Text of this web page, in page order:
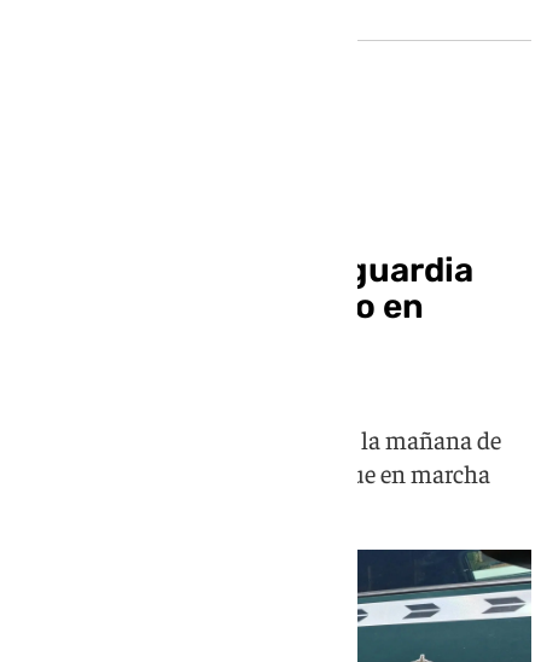
Hallan muertos a un guardia
civil, su mujer y su hijo en
Los cuerpos se han encontrado en la mañana de
este sábado y la investigación sigue en marcha